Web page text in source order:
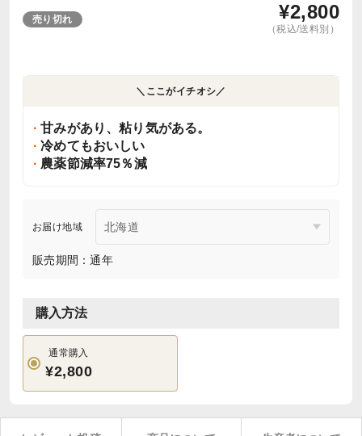
売り切れ ¥2,800
（税込/送料別）
＼ここがイチオシ／
甘みがあり、粘り気がある。
冷めてもおいしい
農薬節減率75％減
お届け地域
販売期間：通年
購入方法
通常購入
¥2,800